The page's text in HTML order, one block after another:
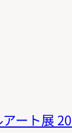
ート展